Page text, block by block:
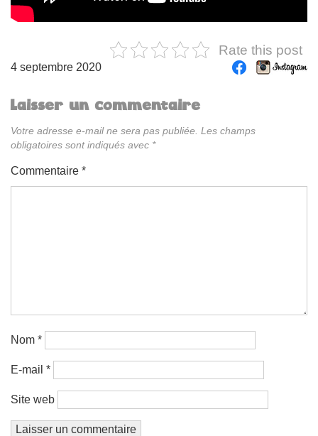
Rate this post
4 septembre 2020
Laisser un commentaire
Votre adresse e-mail ne sera pas publiée. Les champs
obligatoires sont indiqués avec *
Commentaire *
Nom *
E-mail *
Site web